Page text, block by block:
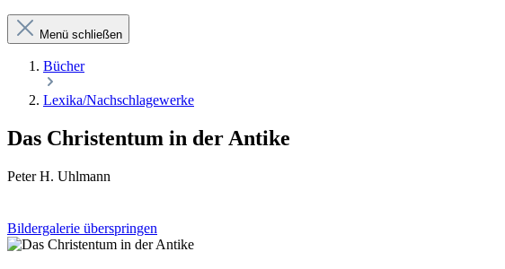
Menü schließen
Bücher
Lexika/Nachschlagewerke
Das Christentum in der Antike
Peter H. Uhlmann
Bildergalerie überspringen